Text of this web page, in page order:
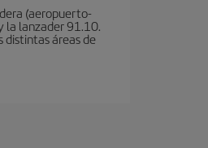
(aeropuerto-
la lanzader 91.10.
distintas áreas de